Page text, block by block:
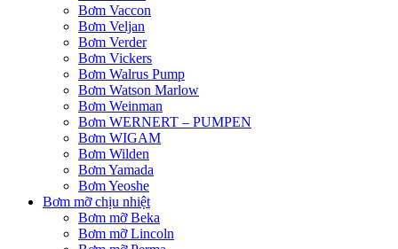
Bơm Vaccon
Bơm Veljan
Bơm Verder
Bơm Vickers
Bơm Walrus Pump
Bơm Watson Marlow
Bơm Weinman
Bơm WERNERT – PUMPEN
Bơm WIGAM
Bơm Wilden
Bơm Yamada
Bơm Yeoshe
Bơm mỡ chịu nhiệt
Bơm mỡ Beka
Bơm mỡ Lincoln